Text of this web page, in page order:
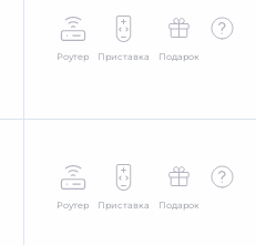
Роутер Приставка Подарок
Роутер Приставка Подарок